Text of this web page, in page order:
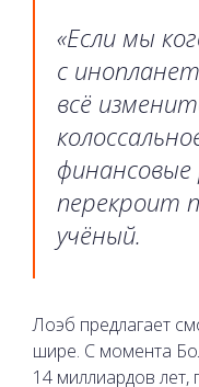
«Если мы
с
всё
перекроит
учёный.
Лоэб предлагает
шире. С момента
14 миллиардов лет,